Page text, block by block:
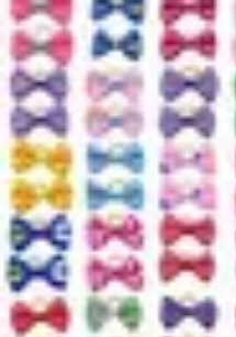
Destination Parfaite
Conseils de voyageConseils
voyageDécouverteVoyage
Destination Parfaite